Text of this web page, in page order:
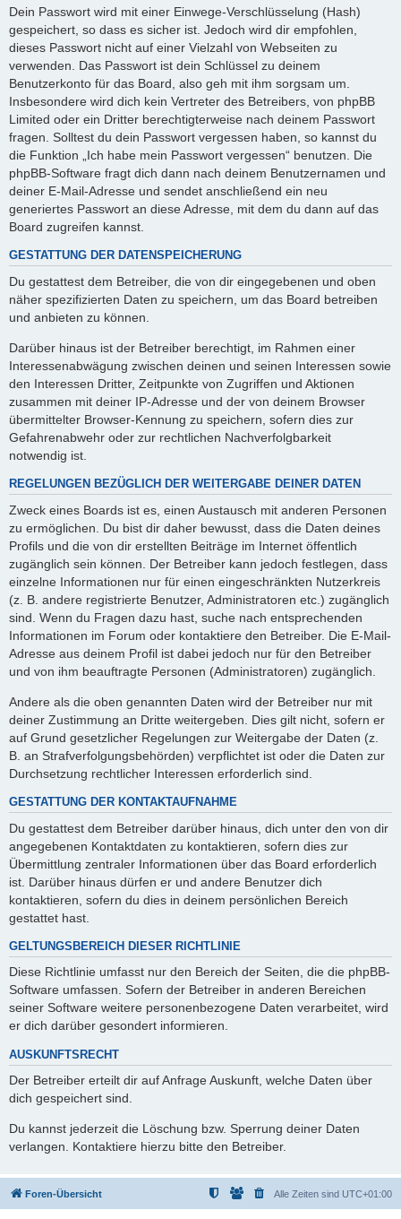
Dein Passwort wird mit einer Einwege-Verschlüsselung (Hash)
gespeichert, so dass es sicher ist. Jedoch wird dir empfohlen,
dieses Passwort nicht auf einer Vielzahl von Webseiten zu
verwenden. Das Passwort ist dein Schlüssel zu deinem
Benutzerkonto für das Board, also geh mit ihm sorgsam um.
Insbesondere wird dich kein Vertreter des Betreibers, von phpBB
Limited oder ein Dritter berechtigterweise nach deinem Passwort
fragen. Solltest du dein Passwort vergessen haben, so kannst du
die Funktion „Ich habe mein Passwort vergessen“ benutzen. Die
phpBB-Software fragt dich dann nach deinem Benutzernamen und
deiner E-Mail-Adresse und sendet anschließend ein neu
generiertes Passwort an diese Adresse, mit dem du dann auf das
Board zugreifen kannst.
GESTATTUNG DER DATENSPEICHERUNG
Du gestattest dem Betreiber, die von dir eingegebenen und oben
näher spezifizierten Daten zu speichern, um das Board betreiben
und anbieten zu können.
Darüber hinaus ist der Betreiber berechtigt, im Rahmen einer
Interessenabwägung zwischen deinen und seinen Interessen sowie
den Interessen Dritter, Zeitpunkte von Zugriffen und Aktionen
zusammen mit deiner IP-Adresse und der von deinem Browser
übermittelter Browser-Kennung zu speichern, sofern dies zur
Gefahrenabwehr oder zur rechtlichen Nachverfolgbarkeit
notwendig ist.
REGELUNGEN BEZÜGLICH DER WEITERGABE DEINER DATEN
Zweck eines Boards ist es, einen Austausch mit anderen Personen
zu ermöglichen. Du bist dir daher bewusst, dass die Daten deines
Profils und die von dir erstellten Beiträge im Internet öffentlich
zugänglich sein können. Der Betreiber kann jedoch festlegen, dass
einzelne Informationen nur für einen eingeschränkten Nutzerkreis
(z. B. andere registrierte Benutzer, Administratoren etc.) zugänglich
sind. Wenn du Fragen dazu hast, suche nach entsprechenden
Informationen im Forum oder kontaktiere den Betreiber. Die E-Mail-
Adresse aus deinem Profil ist dabei jedoch nur für den Betreiber
und von ihm beauftragte Personen (Administratoren) zugänglich.
Andere als die oben genannten Daten wird der Betreiber nur mit
deiner Zustimmung an Dritte weitergeben. Dies gilt nicht, sofern er
auf Grund gesetzlicher Regelungen zur Weitergabe der Daten (z.
B. an Strafverfolgungsbehörden) verpflichtet ist oder die Daten zur
Durchsetzung rechtlicher Interessen erforderlich sind.
GESTATTUNG DER KONTAKTAUFNAHME
Du gestattest dem Betreiber darüber hinaus, dich unter den von dir
angegebenen Kontaktdaten zu kontaktieren, sofern dies zur
Übermittlung zentraler Informationen über das Board erforderlich
ist. Darüber hinaus dürfen er und andere Benutzer dich
kontaktieren, sofern du dies in deinem persönlichen Bereich
gestattet hast.
GELTUNGSBEREICH DIESER RICHTLINIE
Diese Richtlinie umfasst nur den Bereich der Seiten, die die phpBB-
Software umfassen. Sofern der Betreiber in anderen Bereichen
seiner Software weitere personenbezogene Daten verarbeitet, wird
er dich darüber gesondert informieren.
AUSKUNFTSRECHT
Der Betreiber erteilt dir auf Anfrage Auskunft, welche Daten über
dich gespeichert sind.
Du kannst jederzeit die Löschung bzw. Sperrung deiner Daten
verlangen. Kontaktiere hierzu bitte den Betreiber.
Foren-Übersicht Alle Zeiten sind UTC+01:00